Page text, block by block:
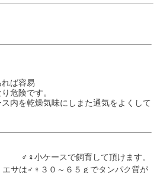
ば容易
危険です。
内を乾燥気味にしまた通気をよくして
♂♀小ケースで飼育して頂けます。
エサは♂♀３０～６５ｇでタンパク質が